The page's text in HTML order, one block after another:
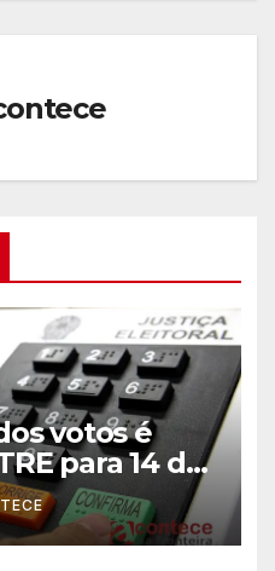
votos é
para 14 de